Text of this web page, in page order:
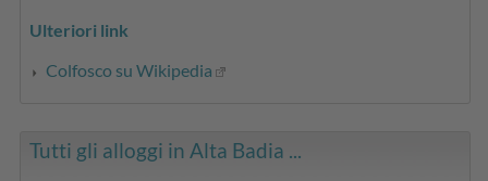
Ulteriori link
Colfosco su Wikipedia
Tutti gli alloggi in Alta Badia ...